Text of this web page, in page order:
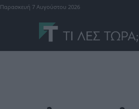
Παρασκευή 7 Αυγούστου 2026